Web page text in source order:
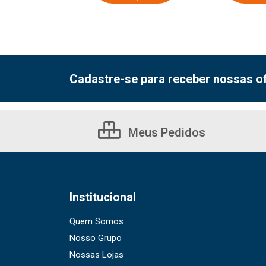
Cadastre-se para receber nossas
Meus Pedidos
Institucional
Quem Somos
Nosso Grupo
Nossas Lojas